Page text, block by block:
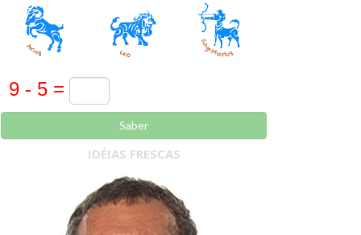
Saber
IDÉIAS FRESCAS